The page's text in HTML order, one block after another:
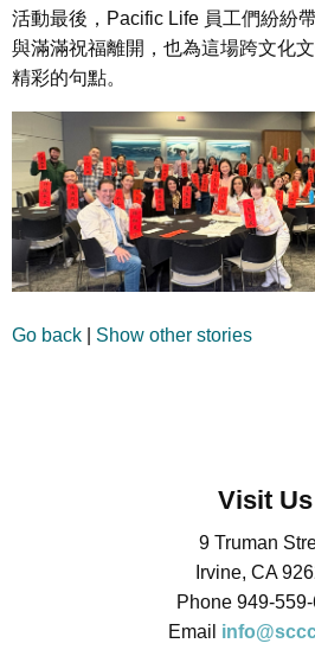
活動最後，Pacific Life 員工們紛紛
與滿滿祝福離開，也為這場跨文化
精彩的句點。
Go back Show other stories
Visit Us
9 Truman
Irvine, CA
Phone 949-
Email